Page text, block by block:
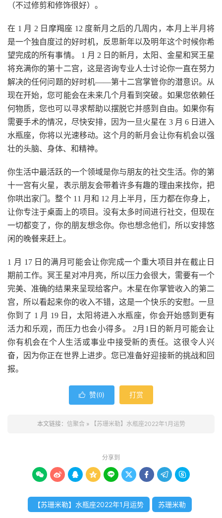
（不过修剪和修饰很好）。
在 1 月 2 日摩羯座 12 度新月之后的几周内，本月上半月将
是一个独自度过的好时机，反思新年以及明年这个时候你希
望完成的所有事情。 1 月 2 日的新月，太阳、金星和冥王星
将充满你的第十二宫，这是咨询专业人士讨论你一直在努力
解决的任何问题的好时机——第十二宫掌管你的潜意识。从
现在开始，您可能会在未来几个月看到突破。如果您依赖任
何物质，您也可以寻求帮助以摆脱它并感到自由。如果你有
需要手术的情况，尽快安排，因为一旦火星在 3 月 6 日进入
水瓶座，你将以光速移动。这个月的新月会让你有机会以强
壮的头脑、身体、和精神。
你生活中最活跃的一个领域是你与朋友的社交生活。你的第
十一宫有火星，表示朋友会带着许多有趣的理由来找你，把
你哄出家门。整个 11 月和 12 月上半月，压力都在你身上，
让你专注于桌面上的项目。没有太多时间进行社交，但现在
一切都变了，你的朋友想念你。你也想念他们，所以安排悠
闲的晚餐来赶上。
1 月 17 日的满月可能会让你完成一个重大项目并在截止日
期前工作。冥王星对冲月亮，所以压力会很大，需要有一个
完美、准确的结果来呈现给客户。木星在你掌管收入的第二
宫，所以看起来你的收入不错，这是一个快乐的安慰。一旦
你到了 1 月 19 日，太阳将进入水瓶座，你会开始感到更有
活力和乐观，而压力也会小得多。 2月1日的新月可能会让
你有机会在个人生活或事业中接受新的责任。这很令人兴
奋，因为你正在世界上进步。您已准备好迎接新的挑战和回
报。
 赞(0) 打赏
本文链接： 信聚合» 【苏珊米勒】水瓶座2022年1月运势
分享到
        
【苏珊米勒】水瓶座2022年1月运势 苏珊米勒